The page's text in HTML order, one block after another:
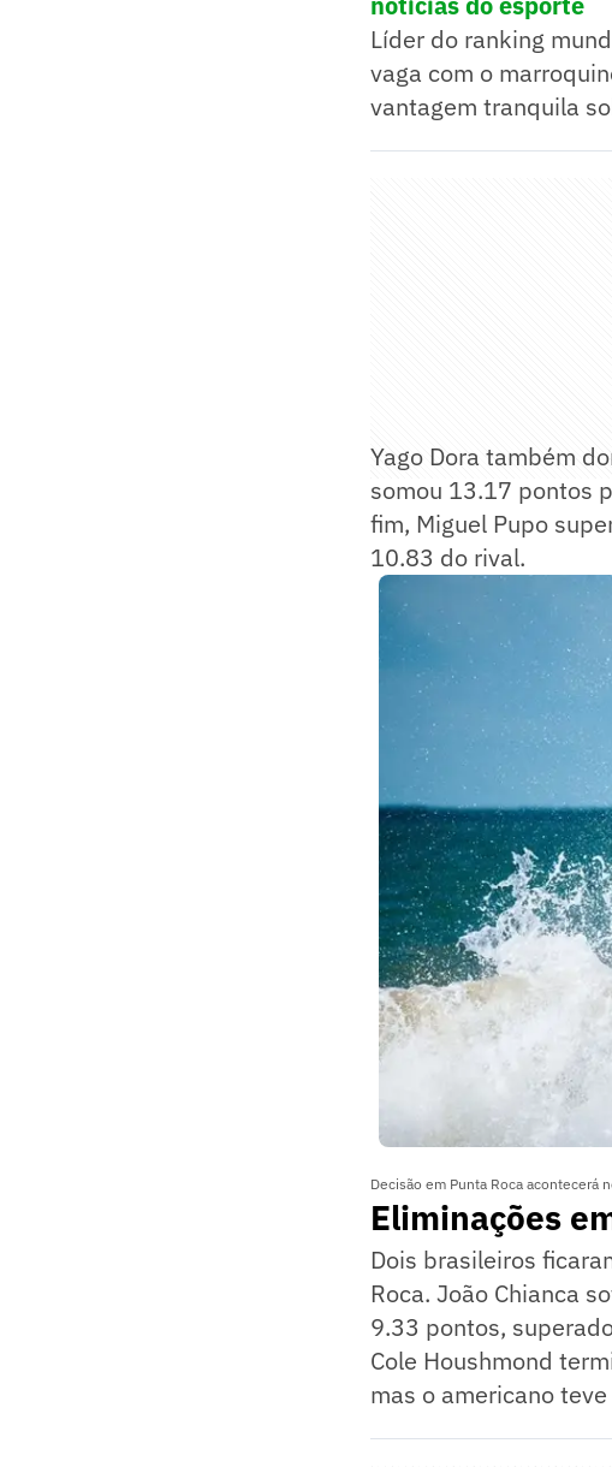
Líder do ranking
vaga com o
vantagem tranquila
Yago Dora também
somou 13.17 pontos
fim, Miguel Pupo
10.83 do rival.
Decisão em Punta Roca acontecerá
Eliminações
Dois brasileiros
Roca. João Chianca
9.33 pontos,
Cole Houshmond
mas o americano